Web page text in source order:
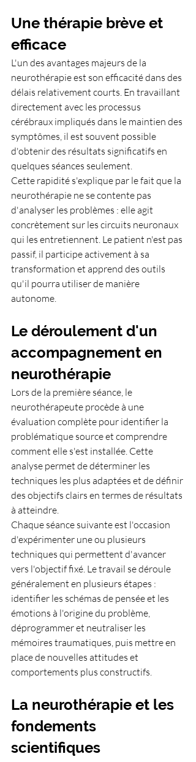
Une thérapie brève et
efficace
L'un des avantages majeurs de la
neurothérapie est son efficacité dans des
délais relativement courts. En travaillant
directement avec les processus
cérébraux impliqués dans le maintien des
symptômes, il est souvent possible
d'obtenir des résultats significatifs en
quelques séances seulement.
Cette rapidité s'explique par le fait que la
neurothérapie ne se contente pas
d'analyser les problèmes : elle agit
concrètement sur les circuits neuronaux
qui les entretiennent. Le patient n'est pas
passif, il participe activement à sa
transformation et apprend des outils
qu'il pourra utiliser de manière
autonome.
Le déroulement d'un
accompagnement en
neurothérapie
Lors de la première séance, le
neurothérapeute procède à une
évaluation complète pour identifier la
problématique source et comprendre
comment elle s'est installée. Cette
analyse permet de déterminer les
techniques les plus adaptées et de définir
des objectifs clairs en termes de résultats
à atteindre.
Chaque séance suivante est l'occasion
d'expérimenter une ou plusieurs
techniques qui permettent d'avancer
vers l'objectif fixé. Le travail se déroule
généralement en plusieurs étapes :
identifier les schémas de pensée et les
émotions à l'origine du problème,
déprogrammer et neutraliser les
mémoires traumatiques, puis mettre en
place de nouvelles attitudes et
comportements plus constructifs.
La neurothérapie et les
fondements
scientifiques